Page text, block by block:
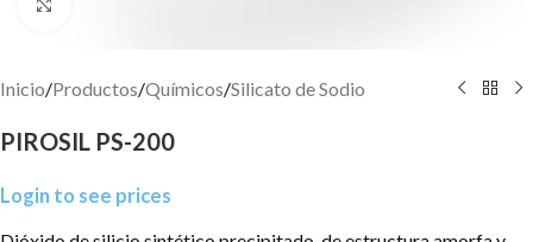
Inicio/Productos/Químicos/Silicato de Sodio
PIROSIL PS-200
Login to see prices